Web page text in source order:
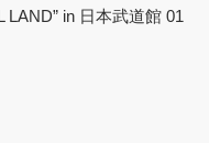
LAND” in 日本武道館 01